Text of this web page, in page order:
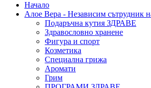
Начало
Алое Вера - Независим сътрудник
Подаръчна кутия ЗДРАВЕ
Здравословно хранене
Фигура и спорт
Козметика
Специална грижа
Аромати
Грим